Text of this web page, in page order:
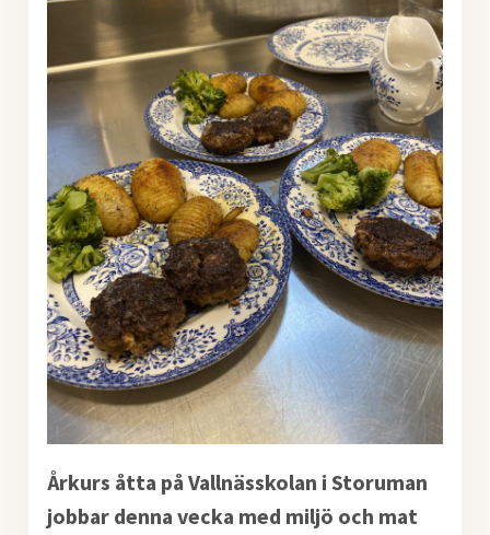
Årkurs åtta på Vallnässkolan i Storuman
jobbar denna vecka med miljö och mat